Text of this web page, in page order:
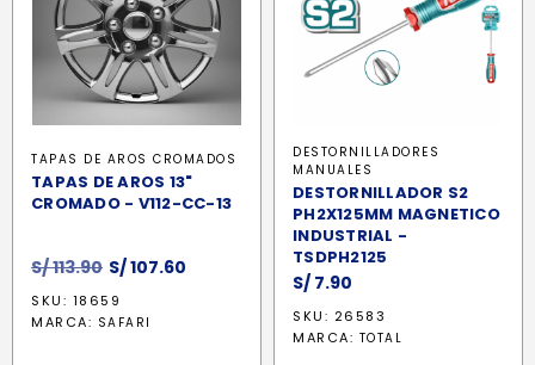
TAPAS DE AROS CROMADOS
TAPAS DE AROS 13"
CROMADO - V112-CC-13
S/113.90 El
precio
original
S/107.60
SKU: 18659
MARCA: SAFARI
DESTORNILLADORES
MANUALES
DESTORNILLADOR S2
PH2X125MM MAGNETICO
INDUSTRIAL -
TSDPH2125
S/ 7.90
SKU: 26583
MARCA: TOTAL